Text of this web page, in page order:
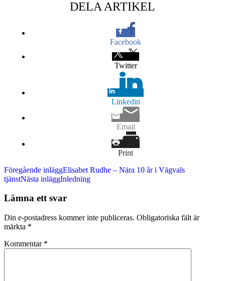
DELA ARTIKEL
Facebook
Twitter
Linkedin
Email
Print
Inläggsnavigering
Föregående inläggElisabet Rudhe – Nära 10 år i Vägvals
tjänstNästa inläggInledning
Lämna ett svar
Din e-postadress kommer inte publiceras. Obligatoriska fält är
märkta *
Kommentar *